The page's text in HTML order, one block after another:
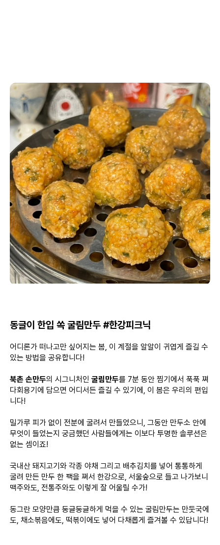
동글이 한입 쏙 굴림만두 #한강피크닉
어디론가 떠나고만 싶어지는 봄, 이 계절을 알알이 귀엽게 즐길 수
있는 방법을 공유합니다!
북촌 손만두의 시그니처인 굴림만두를 7분 동안 찜기에서 푹푹 쪄
다회용기에 담으면 어디서든 즐길 수 있기에, 이 봄은 우리의 편입
니다!
밀가루 피가 없이 전분에 굴려서 만들었으니, 그동안 만두소 안에
무엇이 들었는지 궁금했던 사람들에게는 이보다 투명한 솔루션은
없는 셈이죠!
국내산 돼지고기와 각종 야채 그리고 배추김치를 넣어 통통하게
굴려 만든 만두 한 팩을 쪄서 한강으로, 서울숲으로 들고 나가보니
맥주와도, 전통주와도 이렇게 잘 어울릴 수가!
동그란 모양만큼 둥글둥글하게 먹을 수 있는 굴림만두는 만둣국에
도, 채소볶음에도, 떡볶이에도 넣어 다채롭게 즐겨볼 수 있답니다!